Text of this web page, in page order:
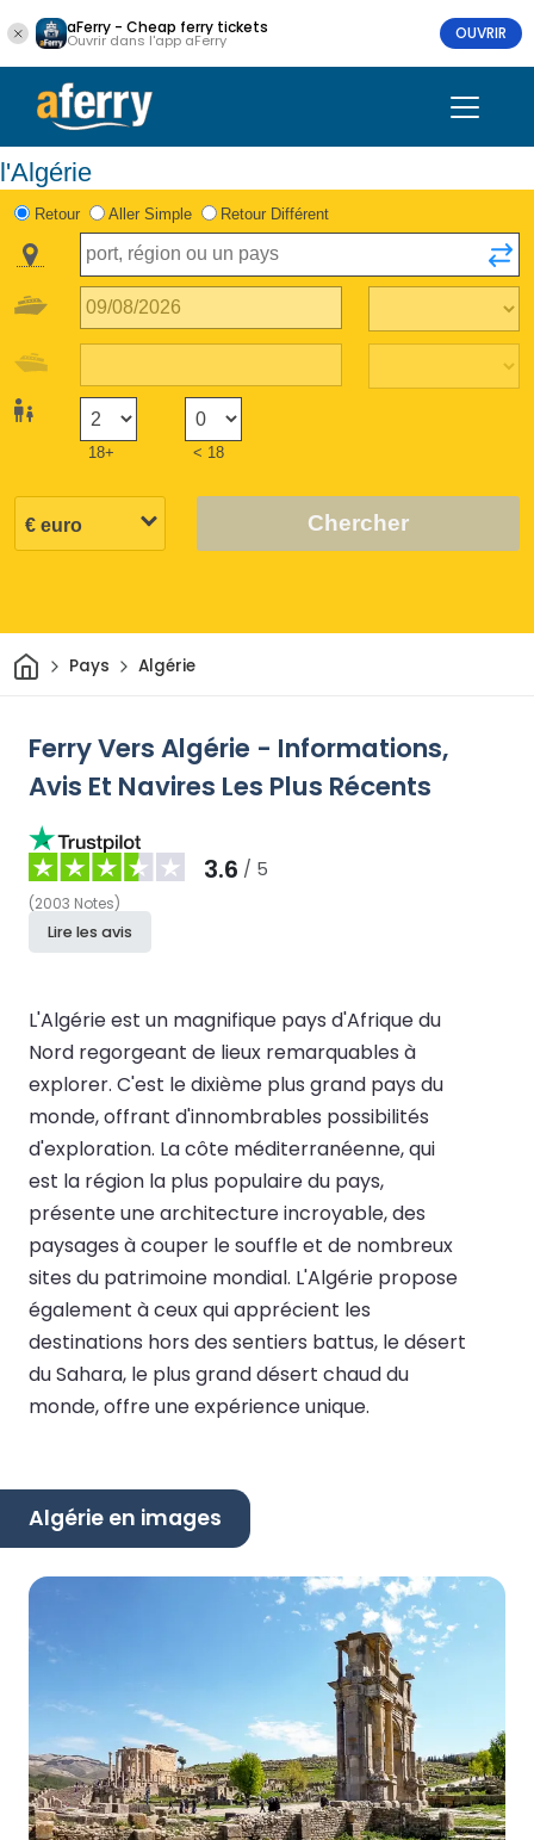
aFerry - Cheap ferry tickets
Ouvrir dans l'app aFerry OUVRIR
l'Algérie
Retour Aller Simple Retour Différent
18+ < 18
Chercher
Maison
Pays Algérie
Ferry Vers Algérie - Informations,
Avis Et Navires Les Plus Récents
3.6 / 5
(2003 Notes)
Lire les avis
L'Algérie est un magnifique pays d'Afrique du
Nord regorgeant de lieux remarquables à
explorer. C'est le dixième plus grand pays du
monde, offrant d'innombrables possibilités
d'exploration. La côte méditerranéenne, qui
est la région la plus populaire du pays,
présente une architecture incroyable, des
paysages à couper le souffle et de nombreux
sites du patrimoine mondial. L'Algérie propose
également à ceux qui apprécient les
destinations hors des sentiers battus, le désert
du Sahara, le plus grand désert chaud du
monde, offre une expérience unique.
Algérie en images